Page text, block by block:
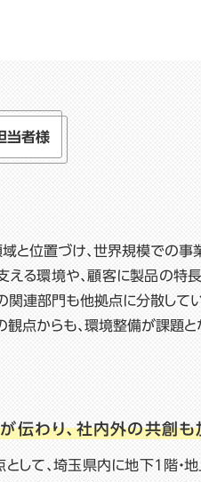
当者様
と位置づけ、世界規模での事
える環境や、顧客に製品の特
関連部門も他拠点に分散して
点からも、環境整備が課題と
伝わり、社内外の共創も
して、埼玉県内に地下1階・